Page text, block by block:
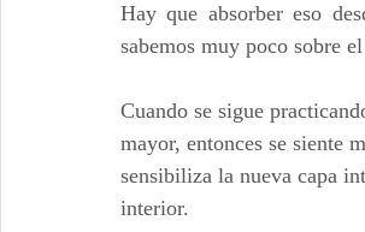
Hay que absorber eso
sabemos muy poco sobre
Cuando se sigue
mayor, entonces se siente
sensibiliza la nueva capa
interior.